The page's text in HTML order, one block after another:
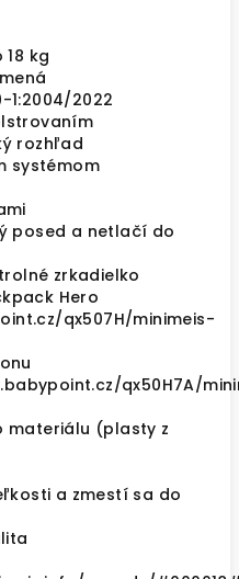
kg
1:2004/2022
rozhľad
systémom
posed a netlačí do
zrkadielko
Hero
qx507H/minimeis-
qx50H7A/
materiálu (plasty z
a zmestí sa do